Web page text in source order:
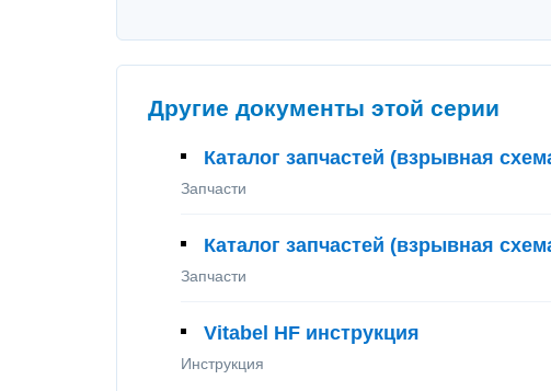
Другие документы этой серии
Каталог запчастей (взрывная
Запчасти
Каталог запчастей (взрывная
Запчасти
Vitabel HF инструкция
Инструкция